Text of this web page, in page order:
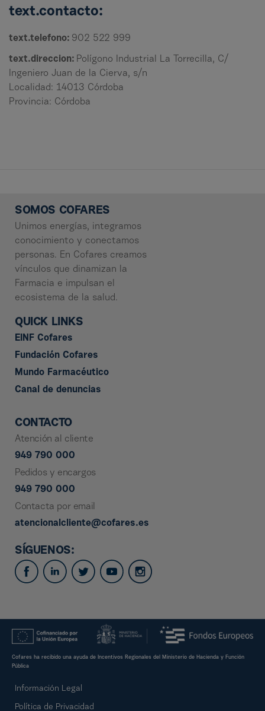
text.contacto:
text.telefono: 902 522 999
text.direccion: Polígono Industrial La Torrecilla, C/
Ingeniero Juan de la Cierva, s/n
Localidad: 14013 Córdoba
Provincia: Córdoba
SOMOS COFARES
Unimos energías, integramos
conocimiento y conectamos
personas. En Cofares creamos
vínculos que dinamizan la
Farmacia e impulsan el
ecosistema de la salud.
QUICK LINKS
EINF Cofares
Fundación Cofares
Mundo Farmacéutico
Canal de denuncias
CONTACTO
Atención al cliente
949 790 000
Pedidos y encargos
949 790 000
Contacta por email
atencionalcliente@cofares.es
SÍGUENOS:
Cofares ha recibido una ayuda de Incentivos Regionales del Ministerio de Hacienda y Función
Pública
Información Legal
Política de Privacidad